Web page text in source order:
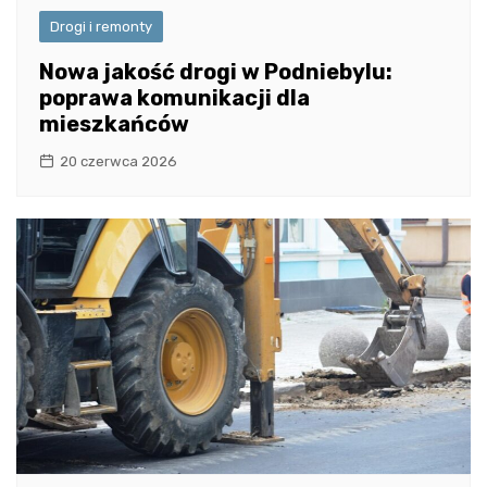
Drogi i remonty
Nowa jakość drogi w Podniebylu:
poprawa komunikacji dla
mieszkańców
20 czerwca 2026